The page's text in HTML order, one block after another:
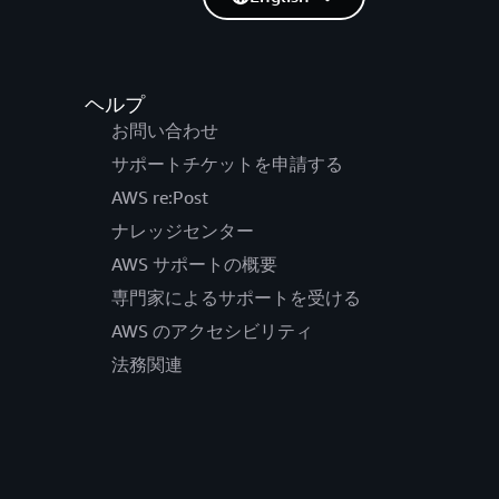
ヘルプ
お問い合わせ
サポートチケットを申請する
AWS re:Post
ナレッジセンター
AWS サポートの概要
専門家によるサポートを受ける
AWS のアクセシビリティ
法務関連